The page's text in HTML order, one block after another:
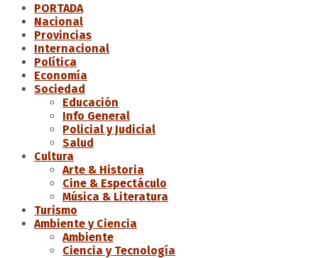
PORTADA
Nacional
Provincias
Internacional
Política
Economía
Sociedad
Educación
Info General
Policial y Judicial
Salud
Cultura
Arte & Historia
Cine & Espectáculo
Música & Literatura
Turismo
Ambiente y Ciencia
Ambiente
Ciencia y Tecnología